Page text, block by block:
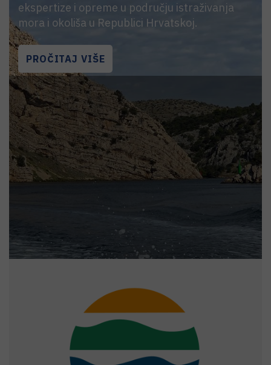
ekspertize i opreme u području istraživanja
mora i okoliša u Republici Hrvatskoj.
PROČITAJ VIŠE